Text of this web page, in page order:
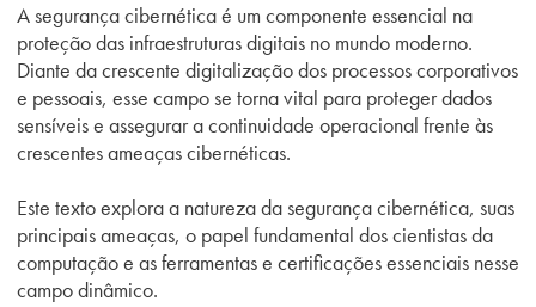
A segurança cibernética é um componente essencial na
proteção das infraestruturas digitais no mundo moderno.
Diante da crescente digitalização dos processos corporativos
e pessoais, esse campo se torna vital para proteger dados
sensíveis e assegurar a continuidade operacional frente às
crescentes ameaças cibernéticas.
Este texto explora a natureza da segurança cibernética, suas
principais ameaças, o papel fundamental dos cientistas da
computação e as ferramentas e certificações essenciais nesse
campo dinâmico.